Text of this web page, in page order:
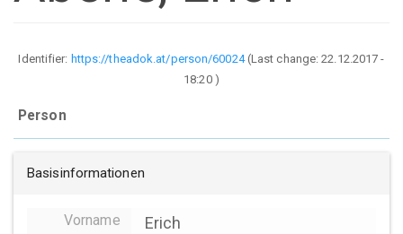
Identifier: https://theadok.at/person/60024(Last change:22.12.2017 -
18:20)
Person
Basisinformationen
Vorname Erich